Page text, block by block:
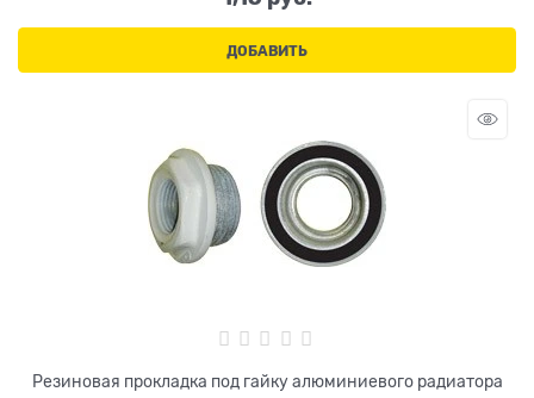
ДОБАВИТЬ
Резиновая прокладка под гайку алюминиевого радиатора